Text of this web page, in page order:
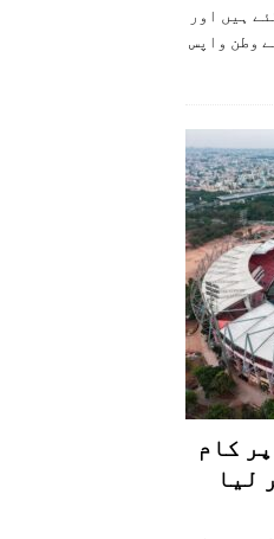
ہیں اور
وطن واپس
کام
لیا